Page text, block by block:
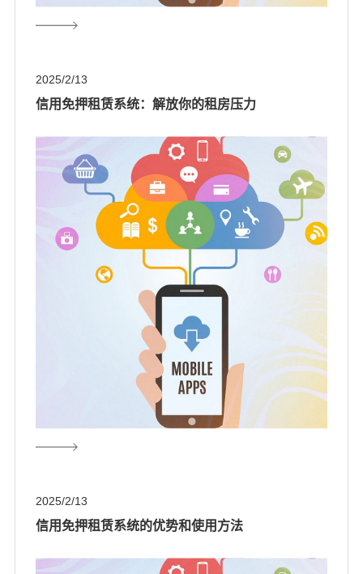
2025/2/13
信用免押租赁系统：解放你的租房压力
2025/2/13
信用免押租赁系统的优势和使用方法